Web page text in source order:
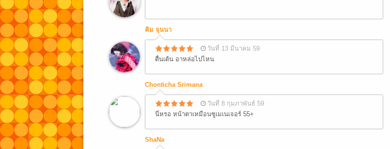
คิม จุนนา
วันที่ 13 มีนาคม 59
ตื่นเต้น อาหล่อไปไหน
Chonticha Srimana
วันที่ 8 กุมภาพันธ์ 59
นี่หรอ หน้าตาเหมือนซูเมเนเจอร์ 55+
ShaNa